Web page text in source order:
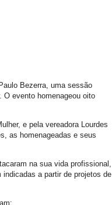
Bezerra, uma sessão
O evento homenageou oito
e pela vereadora Lourdes
as homenageadas e seus
na sua vida profissional,
indicadas a partir de projetos de